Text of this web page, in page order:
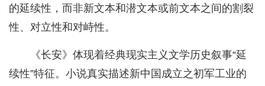
的延续性，而非新文本和潜文本或前文本之间的割裂
性、对立性和对峙性。
《长安》体现着经典现实主义文学历史叙事“延
续性”特征。小说真实描述新中国成立之初军工业的